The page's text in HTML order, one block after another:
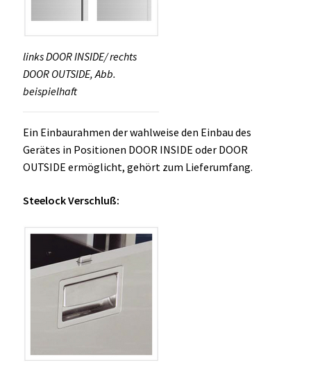
links DOOR INSIDE/ rechts
DOOR OUTSIDE, Abb.
beispielhaft
Ein Einbaurahmen der wahlweise den Einbau des
Gerätes in Positionen DOOR INSIDE oder DOOR
OUTSIDE ermöglicht, gehört zum Lieferumfang.
Steelock Verschluß: